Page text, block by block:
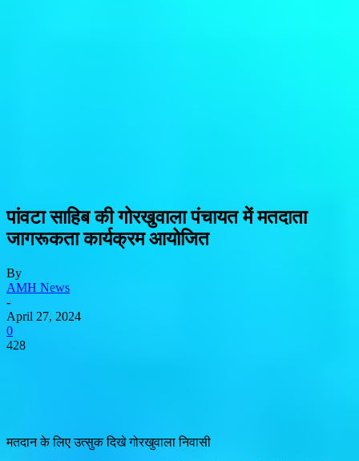
पांवटा साहिब की गोरखुवाला पंचायत में मतदाता
जागरूकता कार्यक्रम आयोजित
By
AMH News
-
April 27, 2024
0
428
मतदान के लिए उत्सुक दिखे गोरखुवाला निवासी